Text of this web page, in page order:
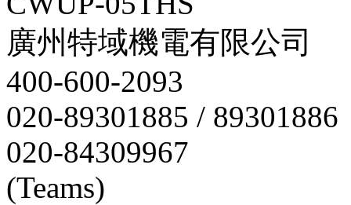
廣州特域機電有限公司
400-600-2093
020-89301885 / 89301886
020-84309967
(Teams)